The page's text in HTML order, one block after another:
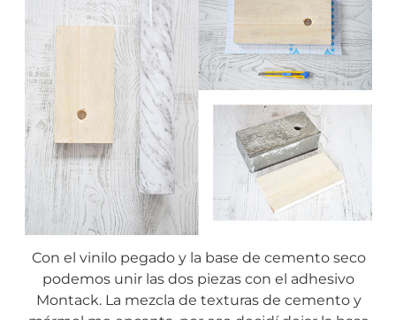
Con el vinilo pegado y la base de cemento seco
podemos unir las dos piezas con el adhesivo
Montack. La mezcla de texturas de cemento y